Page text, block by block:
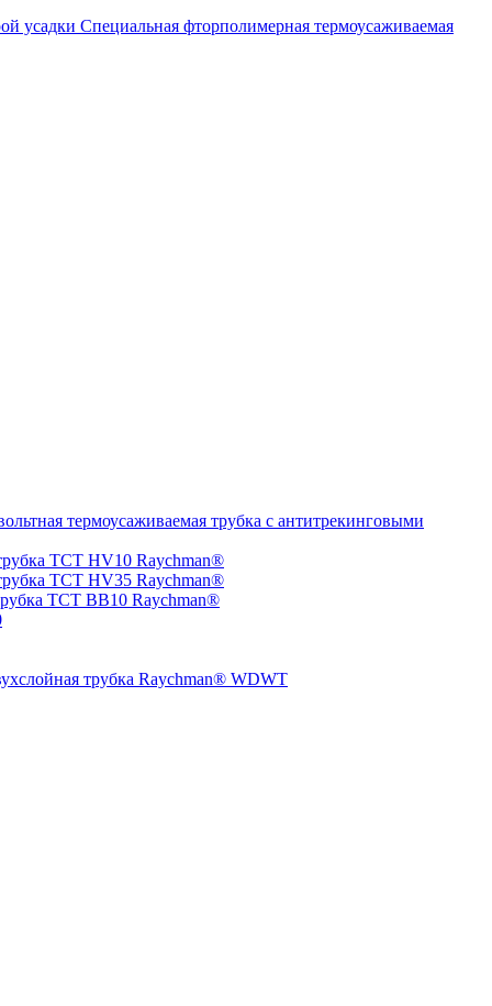
Специальная фторполимерная термоусаживаемая
термоусаживаемая трубка с антитрекинговыми
TCT HV10 Raychman®
TCT HV35 Raychman®
TCT BB10 Raychman®
трубка Raychman® WDWT